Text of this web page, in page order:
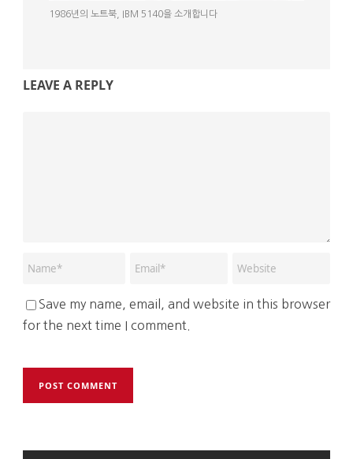
1986년의 노트북, IBM 5140을 소개합니다
LEAVE A REPLY
Save my name, email, and website in this browser
for the next time I comment.